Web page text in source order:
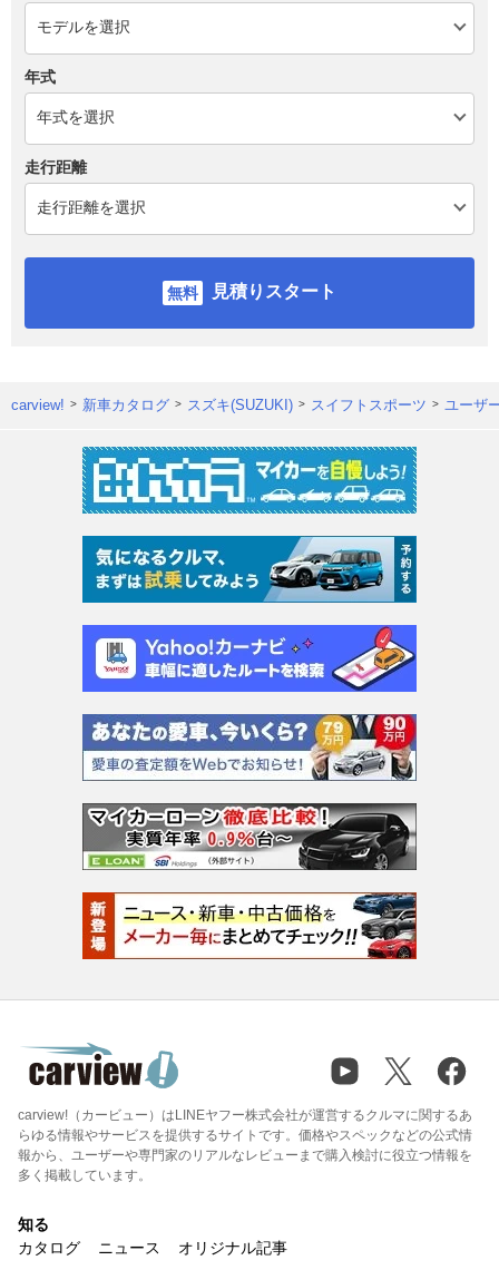
年式
走行距離
見積りスタート
carview! 新車カタログ スズキ(SUZUKI) スイフトスポーツ ユーザ
carview!（カービュー）はLINEヤフー株式会社が運営するクルマに関するあ
らゆる情報やサービスを提供するサイトです。価格やスペックなどの公式情
報から、ユーザーや専門家のリアルなレビューまで購入検討に役立つ情報を
多く掲載しています。
知る
カタログ
ニュース オリジナル記事